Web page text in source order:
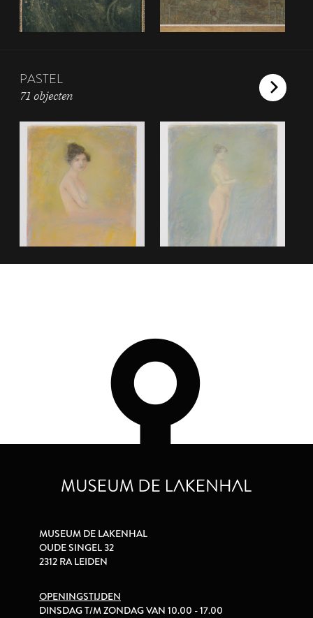
PASTEL
71 objecten
MUSEUM DE LAKENHAL
OUDE SINGEL 32
2312 RA LEIDEN
OPENINGSTIJDEN
DINSDAG T/M ZONDAG VAN 10.00 - 17.00